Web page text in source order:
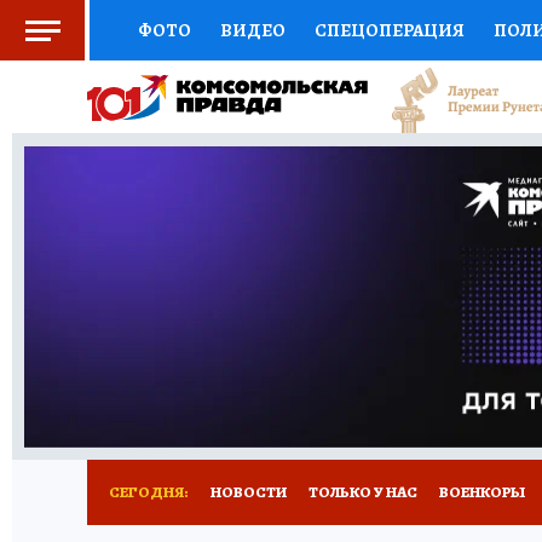
ФОТО ВИДЕО СПЕЦОПЕРАЦИЯ
СОЦПОДДЕРЖКА НАУКА СПЕЦПРОЕКТЫ
НАЦИОНАЛЬНЫЕ ПРОЕКТЫ РОССИИ
ПУТЕВОДИТЕЛЬ
НОВОЕ НА САЙТЕ
СЕГОДНЯ: НОВОСТИ ТОЛЬКО У НАС ВОЕНКОРЫ